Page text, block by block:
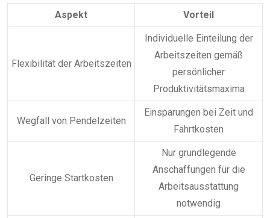
Aspekt Vorteil
Flexibilität der Arbeitszeiten
Individuelle Einteilung der
Arbeitszeiten gemäß
persönlicher
Produktivitätsmaxima
Wegfall von Pendelzeiten
Einsparungen bei Zeit und
Fahrtkosten
Geringe Startkosten
Nur grundlegende
Anschaffungen für die
Arbeitsausstattung
notwendig